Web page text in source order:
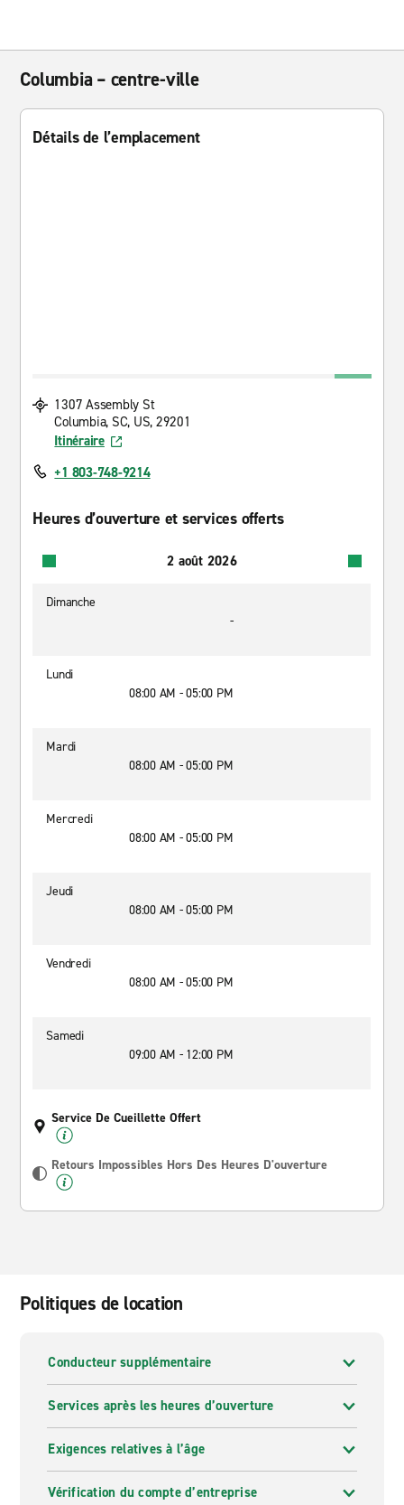
Columbia – centre-ville
Détails de l’emplacement
1307 Assembly St
Columbia, SC, US, 29201
Itinéraire
+1 803-748-9214
Heures d’ouverture et services offerts
2 août 2026
Dimanche
-
Lundi
08:00 AM - 05:00 PM
Mardi
08:00 AM - 05:00 PM
Mercredi
08:00 AM - 05:00 PM
Jeudi
08:00 AM - 05:00 PM
Vendredi
08:00 AM - 05:00 PM
Samedi
09:00 AM - 12:00 PM
Service De Cueillette Offert
Retours Impossibles Hors Des Heures D'ouverture
Politiques de location
Conducteur supplémentaire
Services après les heures d’ouverture
Exigences relatives à l’âge
Vérification du compte d’entreprise